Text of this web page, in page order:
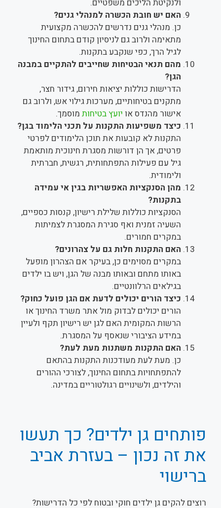
ולנקיטת הליכים משפטיים.
האם יש חובת הכשרה למנהלי גנים?
כן. מנהלי גנים נדרשים להכשרה מקצועית
מתאימה ולרוב גם לניסיון קודם בתחום החינוך
לגיל הרך, כפי שנקבע בתקנות.
מהם תנאי הבטיחות שחייבים להתקיים במבנה
הגן?
הדרישות כוללות יציאות חירום, גידור חצר,
מתקנים בטיחותיים, מערכות גילוי אש, ולרוב גם
אישור מהנדס או יועץ בטיחות מוסמך.
כיצד משפיעות התקנות על תכני הלימוד בגן?
התקנות לא קובעות את תוכן הלימודים לפרטי
פרטים, אך הן דורשות מסגרת חינוכית מותאמת
גיל עם פעילות התפתחותית, רגשית, חברתית
ולימודית.
מהן הסנקציות האפשריות בגין אי עמידה
בתקנות?
הסנקציות כוללות שלילת רישיון, קנסות כספיים,
השעיה זמנית ואף סגירת המסגרת לצמיתות
במקרים חמורים.
האם התקנות חלות גם על צהרונים?
במקרים מסוימים כן, בעיקר אם הצהרון מופעל
באותו מתחם ובאותו מבנה של הגן, ויש בו ילדים
בגילאים הרלוונטיים.
כיצד הורים יכולים לדעת אם הגן פועל כחוק?
הורים יכולים לבדוק מול אתר משרד החינוך או
הרשות המקומית האם לגן יש רישיון תקף ולעיין
במידע הציבורי שנאסף על המסגרת.
האם התקנות משתנות מעת לעת?
כן. מעת לעת מעודכנות התקנות בהתאם
להתפתחויות בתחום החינוך, לצורכי ההורים
והילדים, ולשינויים רגולטוריים במדינה.
פותחים גן ילדים? כך תעשו
את זה נכון – בעזרת אביב
ברישוי
רוצים להקים גן ילדים חוקי ובטוח לפי כל הדרישות?